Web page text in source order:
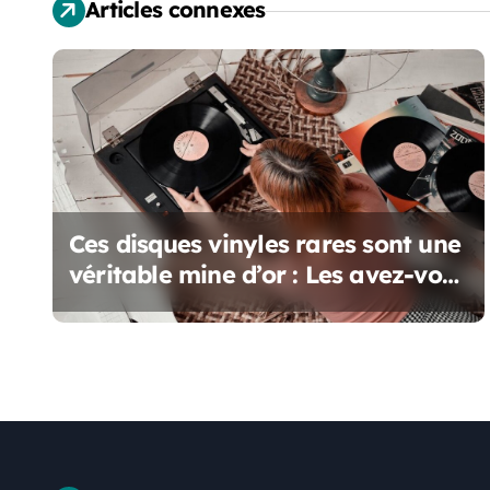
i
o
n
d
e
’
Articles connexes
Ces disques vinyles rares sont une
véritable mine d’or : Les avez-vous
?